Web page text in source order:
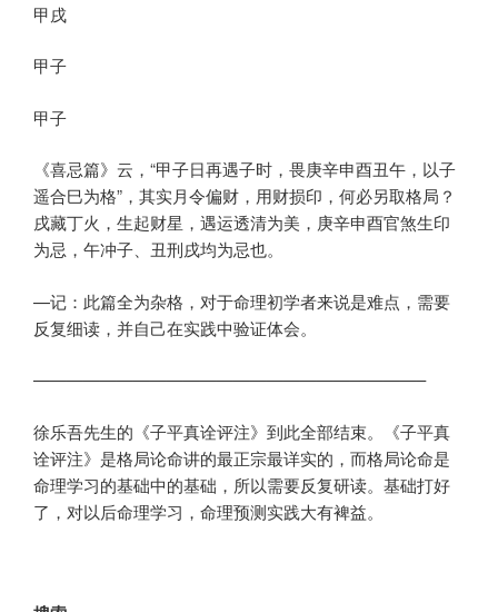
甲戌
甲子
甲子
《喜忌篇》云，“甲子日再遇子时，畏庚辛申酉丑午，以子
遥合巳为格”，其实月令偏财，用财损印，何必另取格局？
戌藏丁火，生起财星，遇运透清为美，庚辛申酉官煞生印
为忌，午冲子、丑刑戌均为忌也。
—记：此篇全为杂格，对于命理初学者来说是难点，需要
反复细读，并自己在实践中验证体会。
———————————————————————–
徐乐吾先生的《子平真诠评注》到此全部结束。《子平真
诠评注》是格局论命讲的最正宗最详实的，而格局论命是
命理学习的基础中的基础，所以需要反复研读。基础打好
了，对以后命理学习，命理预测实践大有裨益。